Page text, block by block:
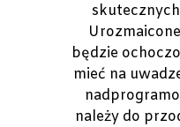
będzie
mieć na
należy do